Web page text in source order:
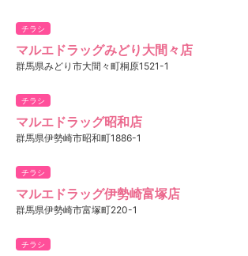
チラシ
マルエドラッグみどり大間々店
群馬県みどり市大間々町桐原1521-1
チラシ
マルエドラッグ昭和店
群馬県伊勢崎市昭和町1886-1
チラシ
マルエドラッグ伊勢崎富塚店
群馬県伊勢崎市富塚町220-1
チラシ